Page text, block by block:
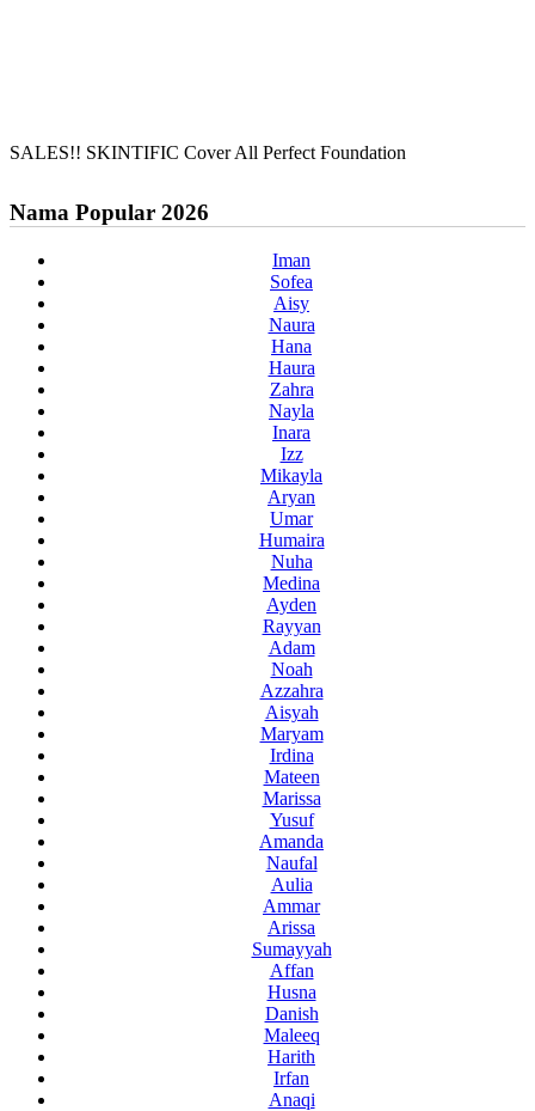
SALES!! SKINTIFIC Cover All Perfect Foundation
Nama Popular 2026
Iman
Sofea
Aisy
Naura
Hana
Haura
Zahra
Nayla
Inara
Izz
Mikayla
Aryan
Umar
Humaira
Nuha
Medina
Ayden
Rayyan
Adam
Noah
Azzahra
Aisyah
Maryam
Irdina
Mateen
Marissa
Yusuf
Amanda
Naufal
Aulia
Ammar
Arissa
Sumayyah
Affan
Husna
Danish
Maleeq
Harith
Irfan
Anaqi